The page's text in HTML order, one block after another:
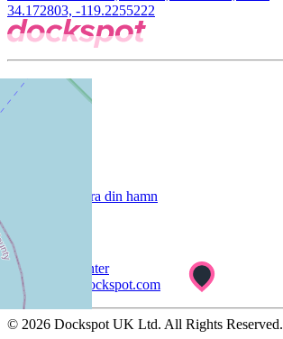
34.172803, -119.2255222
Företag
Registrera din hamn
Support
Hjälpcenter
help@dockspot.com
© 2026 Dockspot UK Ltd. All Rights Reserved.